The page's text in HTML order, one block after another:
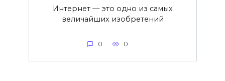
Интернет — это одно из самых
величайших изобретений
0 0